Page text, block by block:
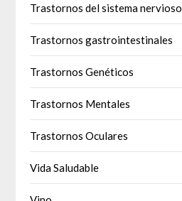
Trastornos del sistema nervioso
Trastornos gastrointestinales
Trastornos Genéticos
Trastornos Mentales
Trastornos Oculares
Vida Saludable